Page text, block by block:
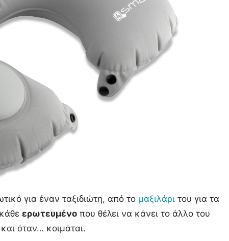
για έναν ταξιδιώτη, από το μαξιλάρι του για τα
ερωτευμένο που θέλει να κάνει το άλλο του
όταν… κοιμάται.